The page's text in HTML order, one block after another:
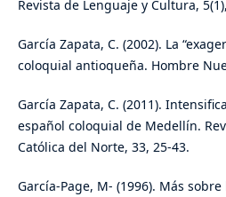
Revista de Lenguaje y Cultura,
García Zapata, C. (2002). La
coloquial antioqueña. Hombre
García Zapata, C. (2011).
español coloquial de Medellín.
Católica del Norte, 33, 25-43.
García-Page, M- (1996). Más